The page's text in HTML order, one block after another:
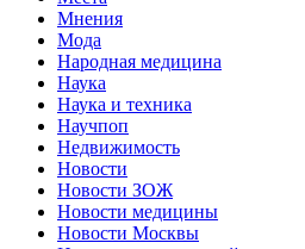
Мнения
Мода
Народная медицина
Наука
Наука и техника
Научпоп
Недвижимость
Новости
Новости ЗОЖ
Новости медицины
Новости Москвы